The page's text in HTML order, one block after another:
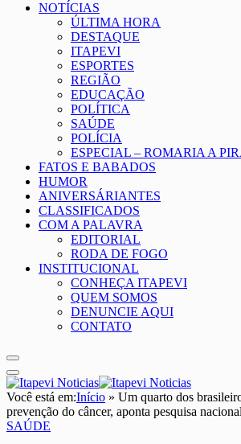
NOTÍCIAS
ÚLTIMA HORA
DESTAQUE
ITAPEVI
ESPORTES
REGIÃO
EDUCAÇÃO
POLÍTICA
SAÚDE
POLÍCIA
ESPECIAL – ROMARIA A
FATOS E BABADOS
HUMOR
ANIVERSÁRIANTES
CLASSIFICADOS
COM A PALAVRA
EDITORIAL
RODA DE FOGO
INSTITUCIONAL
CONHEÇA ITAPEVI
QUEM SOMOS
DENUNCIE AQUI
CONTATO
Você está em:Início » Um quarto dos
prevenção do câncer, aponta pesquisa nacional
SAÚDE